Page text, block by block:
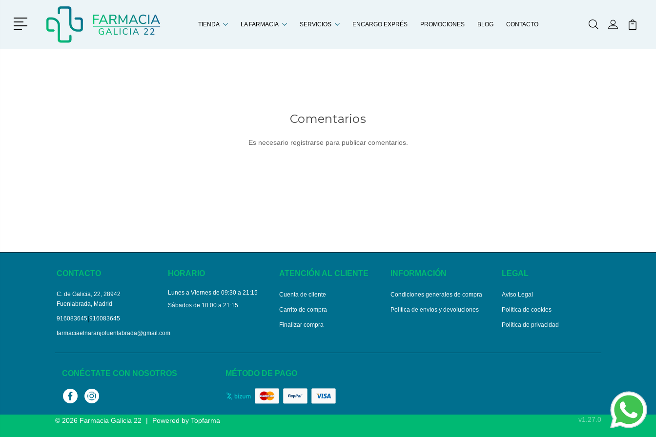
Menú TIENDA LA FARMACIA SERVICIOS ENCARGO EXPRÉS PROMOCIONES BLOG CONTACTO BuscarMi Cuenta
Mi
Comentarios
Es necesario registrarse para publicar comentarios.
CONTACTO
C. de Galicia, 22, 28942
Fuenlabrada, Madrid
916083645|916083645
farmaciaelnaranjofuenlabrada@gmail.com
HORARIO
Lunes a Viernes de 09:30 a 21:15
Sábados de 10:00 a 21:15
ATENCIÓN AL CLIENTE
Cuenta de cliente
Carrito de compra
Finalizar compra
INFORMACIÓN
Condiciones generales de compra
Política de envíos y devoluciones
LEGAL
Aviso Legal
Política de cookies
Política de privacidad
CONÉCTATE CON NOSOTROS
FacebookInstagram
MÉTODO DE PAGO
© 2026 Farmacia Galicia 22 | Powered by Topfarma v1.27.0